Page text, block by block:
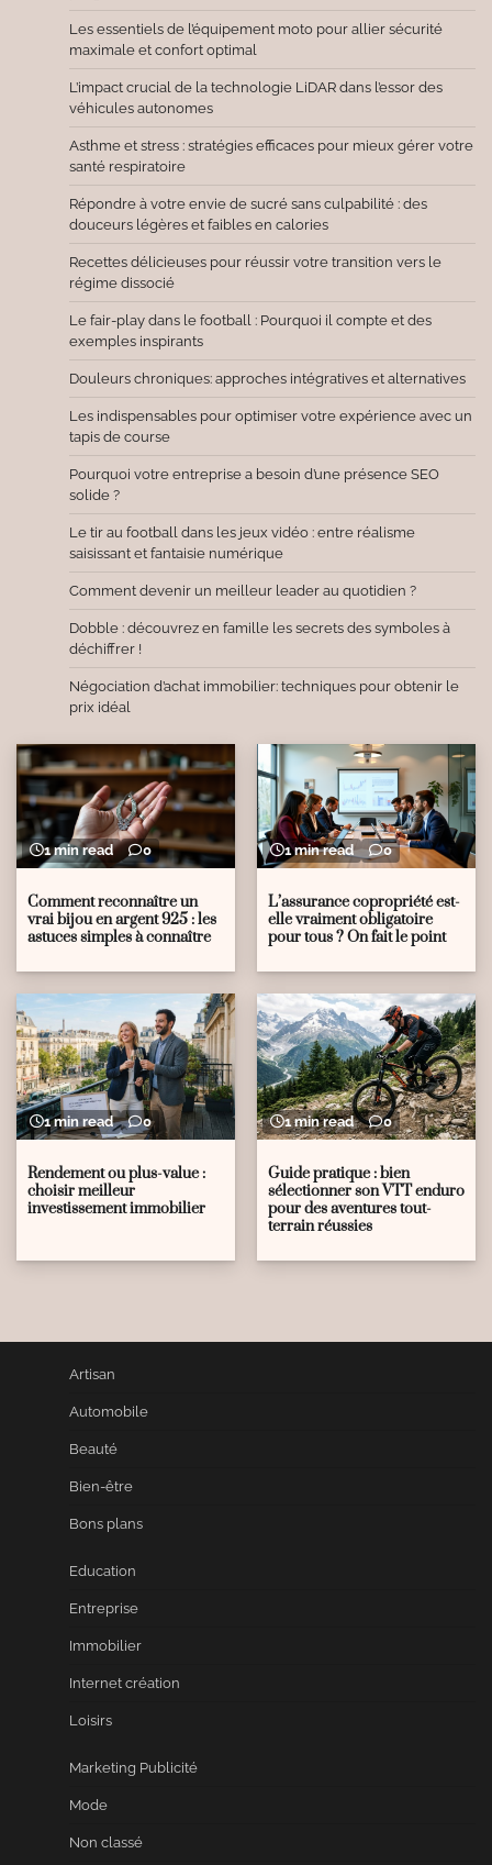
Les essentiels de l’équipement moto pour allier sécurité
maximale et confort optimal
L’impact crucial de la technologie LiDAR dans l’essor des
véhicules autonomes
Asthme et stress : stratégies efficaces pour mieux gérer votre
santé respiratoire
Répondre à votre envie de sucré sans culpabilité : des
douceurs légères et faibles en calories
Recettes délicieuses pour réussir votre transition vers le
régime dissocié
Le fair-play dans le football : Pourquoi il compte et des
exemples inspirants
Douleurs chroniques: approches intégratives et alternatives
Les indispensables pour optimiser votre expérience avec un
tapis de course
Pourquoi votre entreprise a besoin d’une présence SEO
solide ?
Le tir au football dans les jeux vidéo : entre réalisme
saisissant et fantaisie numérique
Comment devenir un meilleur leader au quotidien ?
Dobble : découvrez en famille les secrets des symboles à
déchiffrer !
Négociation d’achat immobilier: techniques pour obtenir le
prix idéal
1 min read 0
Comment reconnaître un
vrai bijou en argent 925 : les
astuces simples à connaître
1 min read 0
L’assurance copropriété est-
elle vraiment obligatoire
pour tous ? On fait le point
1 min read 0
Rendement ou plus-value :
choisir meilleur
investissement immobilier
1 min read 0
Guide pratique : bien
sélectionner son VTT enduro
pour des aventures tout-
terrain réussies
Artisan
Automobile
Beauté
Bien-être
Bons plans
Education
Entreprise
Immobilier
Internet création
Loisirs
Marketing Publicité
Mode
Non classé